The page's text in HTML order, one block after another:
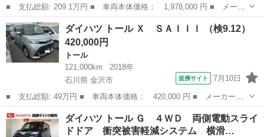
■ 支払総額: 209.1万円 ■ 車両本体価格： 1,978,000 円 ■ メーカ
ー名： ダイハツ ■ 車種名： トール ■ グレード名： Ｇ ４Ｗ
Ｄ 両側電動スライドドア 衝突被害軽減システム 横滑り防止機
能 オート...
長野 飯田市 トール
ダイハツ トール Ｘ ＳＡＩＩＩ （検9.12）
420,000円
トール
121,000km
2018年
石川県 金沢市
提携サイト 7月10日
■ 支払総額: 49万円 ■ 車両本体価格： 420,000 円 ■ メーカー
名： ダイハツ ■ 車種名： トール ■ グレード名： Ｘ ＳＡＩ
ＩＩ ■ 排気量： 1000cc ■ ドア枚数： 5D ■ ミッション：
CV...
石川 金沢市 トール
ダイハツ トール Ｇ ４ＷＤ 両側電動スライ
ドドア 衝突被害軽減システム 横滑…